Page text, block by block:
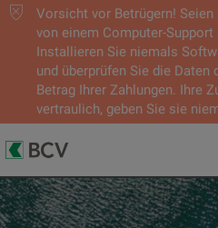
Vorsicht vor Betrügern!
von einem Computer-Support
Installieren Sie niemals
und überprüfen Sie die Daten
Betrag Ihrer Zahlungen. Ihre
vertraulich, geben Sie sie